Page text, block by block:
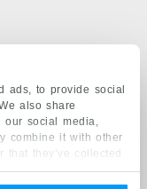
ads, to provide social
also share
social media,
combine it with other
that they’ve collected